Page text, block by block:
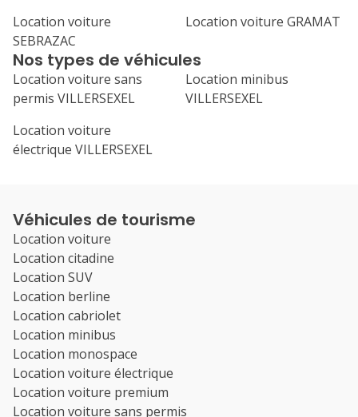
Location voiture
SEBRAZAC
Location voiture GRAMAT
Nos types de véhicules
Location voiture sans
permis VILLERSEXEL
Location minibus
VILLERSEXEL
Location voiture
électrique VILLERSEXEL
Véhicules de tourisme
Location voiture
Location citadine
Location SUV
Location berline
Location cabriolet
Location minibus
Location monospace
Location voiture électrique
Location voiture premium
Location voiture sans permis